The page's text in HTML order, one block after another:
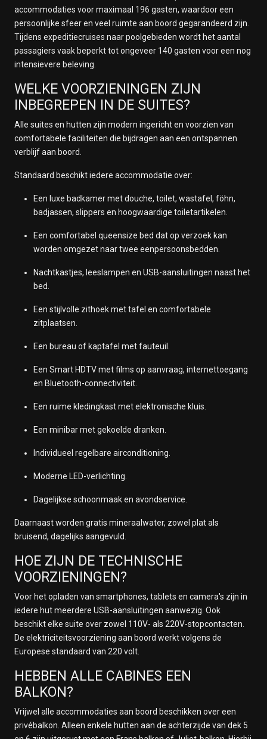
accommodaties voor maximaal 196 gasten, waardoor een
persoonlijke sfeer en veel ruimte aan boord gegarandeerd zijn.
Tijdens expeditiecruises naar poolgebieden wordt het aantal
passagiers vaak beperkt tot ongeveer 140 gasten voor een nog
intensievere beleving.
WELKE VOORZIENINGEN ZIJN
INBEGREPEN IN DE SUITES?
Alle suites en hutten zijn modern ingericht en voorzien van
comfortabele faciliteiten die bijdragen aan een ontspannen
verblijf aan boord.
Standaard beschikt iedere accommodatie over:
Een luxe badkamer met douche, toilet, wastafel, föhn,
badjassen, slippers en hoogwaardige toiletartikelen.
Een comfortabel queensize bed dat op verzoek kan
worden omgezet naar twee eenpersoonsbedden.
Nachtkastjes, leeslampen en USB-aansluitingen naast het
bed.
Een stijlvolle zithoek met tafel en comfortabele
zitplaatsen.
Een bureau of kaptafel met fauteuil.
Een Smart HDTV met films op aanvraag, internettoegang
en Bluetooth-connectiviteit.
Een ruime kledingkast met elektronische kluis.
Een minibar met gekoelde dranken.
Individueel regelbare airconditioning.
Moderne LED-verlichting.
Dagelijkse schoonmaak en avondservice.
Daarnaast worden gratis mineraalwater, zowel plat als
bruisend, dagelijks aangevuld.
HOE ZIJN DE TECHNISCHE
VOORZIENINGEN?
Voor het opladen van smartphones, tablets en camera's zijn in
iedere hut meerdere USB-aansluitingen aanwezig. Ook
beschikt elke suite over zowel 110V- als 220V-stopcontacten.
De elektriciteitsvoorziening aan boord werkt volgens de
Europese standaard van 220 volt.
HEBBEN ALLE CABINES EEN
BALKON?
Vrijwel alle accommodaties aan boord beschikken over een
privébalkon. Alleen enkele hutten aan de achterzijde van dek 5